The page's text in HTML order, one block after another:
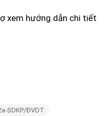
xem hướng dẫn chi tiết
SDKP/ĐVDT